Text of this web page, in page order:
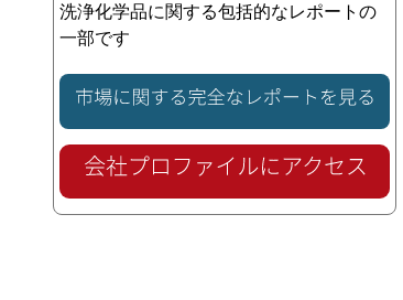
洗浄化学品に関する包括的なレポートの
一部です